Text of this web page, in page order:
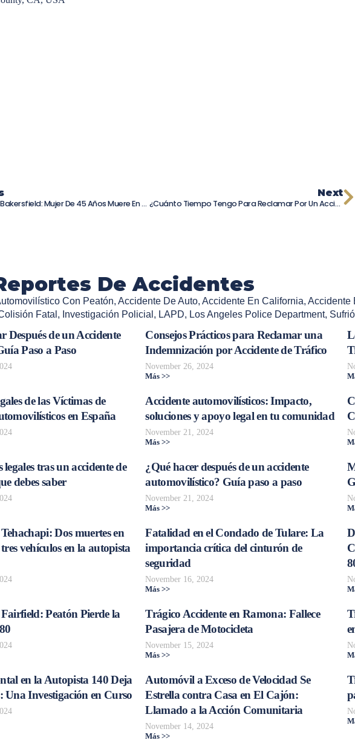
Tragedia En Bakersfield: Mujer De 45 Años Muere En Choque Y Fuga
Next
¿Cuánto Tiempo Tengo Para Reclamar Por Un Accidente De Tránsito?
De Accidentes
Con Peatón, Accidente De Auto, Accidente En California, Accidente
Fatal , Investigación Policial , LAPD, Los Angeles Police Department,
Después de un Accidente
Paso a Paso
Consejos Prácticos para Reclamar una
Indemnización por Accidente de Tráfico
November 26, 2024
Más >>
de las Víctimas de
en España
Accidente automovilísticos: Impacto,
soluciones y apoyo legal en tu comunidad
November 21, 2024
Más >>
legales tras un accidente de
debes saber
¿Qué hacer después de un accidente
automovilístico? Guía paso a paso
November 21, 2024
Más >>
Dos muertes en
vehículos en la autopista
Fatalidad en el Condado de Tulare: La
importancia crítica del cinturón de
seguridad
November 16, 2024
Más >>
Peatón Pierde la
Trágico Accidente en Ramona: Fallece
Pasajera de Motocicleta
November 15, 2024
Más >>
en la Autopista 140 Deja
Una Investigación en Curso
Automóvil a Exceso de Velocidad Se
Estrella contra Casa en El Cajón:
Llamado a la Acción Comunitaria
November 14, 2024
Más >>